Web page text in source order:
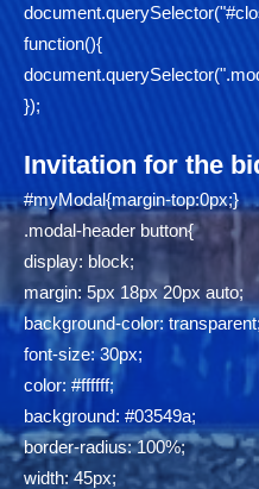
function(){
});
Invitation for the
#myModal{margin-top:0px;}
.modal-header button{
display: block;
margin: 5px 18px 20px auto;
background-color: transparent;
font-size: 30px;
color: #ffffff;
background: #03549a;
border-radius: 100%;
width: 45px;